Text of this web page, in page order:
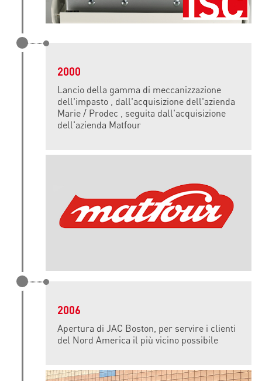
2000
Lancio della gamma di meccanizzazione
dell'impasto , dall'acquisizione dell'azienda
Marie / Prodec , seguita dall'acquisizione
dell'azienda Matfour
2006
Apertura di JAC Boston, per servire i clienti
del Nord America il più vicino possibile